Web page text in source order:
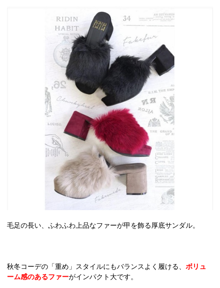
毛足の長い、ふわふわ上品なファーが甲を飾る厚底サンダル。
秋冬コーデの「重め」スタイルにもバランスよく履ける、ボリュ
ーム感のあるファーがインパクト大です。